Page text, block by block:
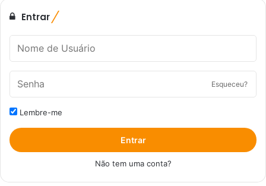
Entrar
Esqueceu?
Lembre-me
Entrar
Não tem uma conta?